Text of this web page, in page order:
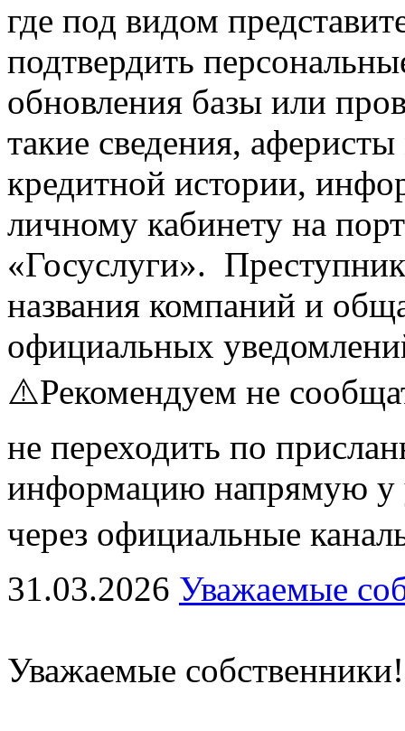
где под видом
подтвердить
обновления базы или
такие сведения,
кредитной истории,
личному кабинету на
«Госуслуги».
названия компаний и
официальных
⚠️Рекомендуем не
не переходить по
информацию напрямую у
через официальные
31.03.2026 Уважаемые
Уважаемые собственники!